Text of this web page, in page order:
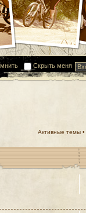
Скрыть меня
Активные темы •